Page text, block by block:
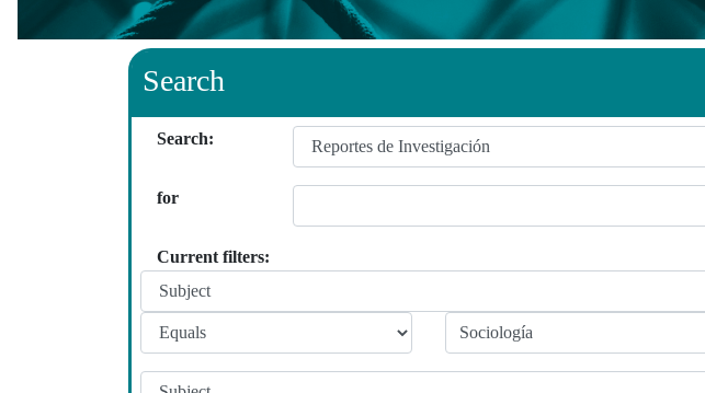
Search
Search:
for
Current filters: